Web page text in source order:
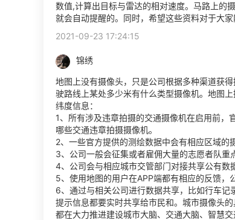
数值,计算出目标与雷达的相对速度。马路上的
就会自动提醒的。同时，希望这些资料对于大家
2021-09-23 17:24:15
锦绣
地图上没有摄像头，只是公司根据多种渠道获
驶路线上某处多少米有什么类型摄像机。地图
纬度信息：
1、所有涉及违章拍摄的交通摄像机在启用前
哪些交通违章拍摄摄像机。
2、一些官方提供的测绘数据中会有相应区域的
3、公司一般会征集或者雇佣大量的志愿者队重
4、公司会与相应城市交管部门对接共享公有数
5、使用地图的用户在APP端都有相应的反馈，
6、通过与相关公司进行数据共享，比如行车
提示信息都要实时共享给市民和。城市摄像头
都在大力推进建设城市大脑、交通大脑、智慧